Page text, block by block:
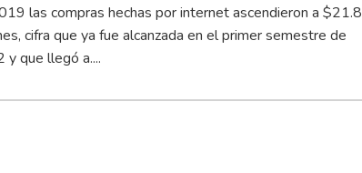
las compras hechas por internet ascendieron a $21.8
cifra que ya fue alcanzada en el primer semestre de
y que llegó a....